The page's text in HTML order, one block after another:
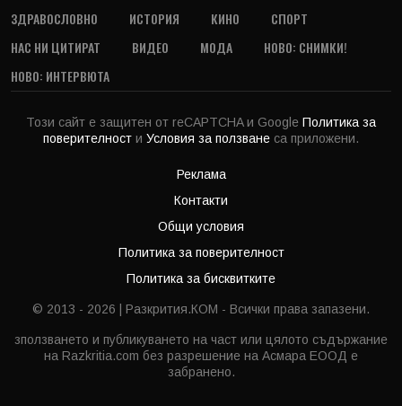
ЗДРАВОСЛОВНО
ИСТОРИЯ КИНО
СПОРТ
НАС НИ ЦИТИРАТ
ВИДЕО МОДА
НОВО: СНИМКИ!
НОВО: ИНТЕРВЮТА
Този сайт е защитен от reCAPTCHA и Google Политика за
поверителност и Условия за ползване са приложени.
Реклама
Контакти
Общи условия
Политика за поверителност
Политика за бисквитките
© 2013 - 2026 | Разкрития.КОМ - Всички права запазени.
зползването и публикуването на част или цялото съдържание
на Razkritia.com без разрешение на Асмара ЕООД е
забранено.